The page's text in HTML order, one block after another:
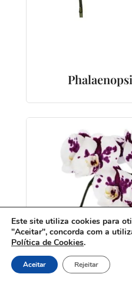
Este site utiliza cookies para
"Aceitar", concorda com a
Política de Cookies.
Aceitar Rejeitar